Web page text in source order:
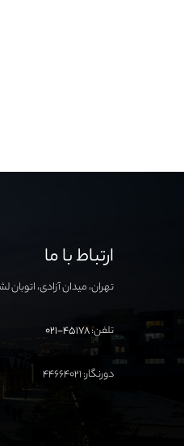
ارتباط با ما
تهران، میدان آزادی، اتوبان لشگری، بعد
تلفن:۴۵۱۷۸-۰۲۱
دورنگار: ۴۴۶۶۴۰۲۱